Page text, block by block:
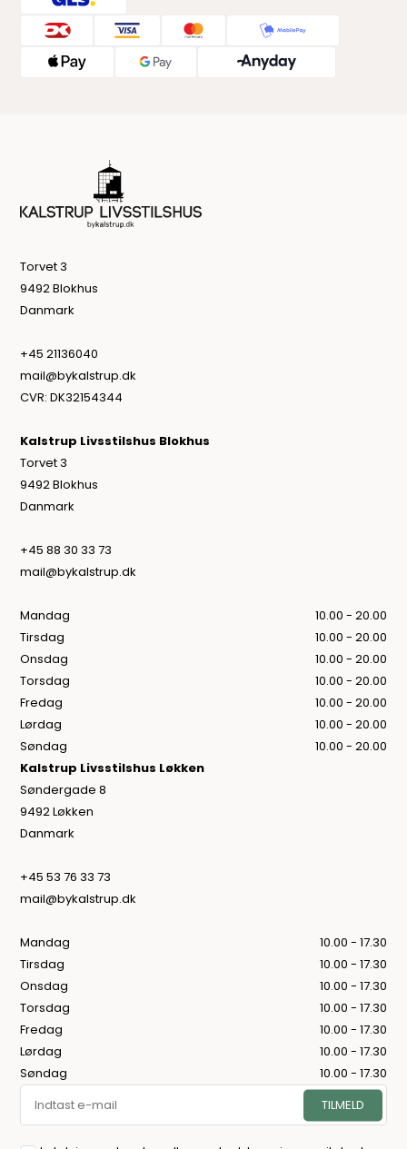
Torvet 3
9492 Blokhus
Danmark
+45 21136040
mail@bykalstrup.dk
CVR: DK32154344
Kalstrup Livsstilshus Blokhus
Torvet 3
9492 Blokhus
Danmark
+45 88 30 33 73
mail@bykalstrup.dk
Mandag
10.00 - 20.00
Tirsdag
10.00 - 20.00
Onsdag
10.00 - 20.00
Torsdag
10.00 - 20.00
Fredag
10.00 - 20.00
Lørdag
10.00 - 20.00
Søndag
10.00 - 20.00
Kalstrup Livsstilshus Løkken
Søndergade 8
9492 Løkken
Danmark
+45 53 76 33 73
mail@bykalstrup.dk
Mandag
10.00 - 17.30
Tirsdag
10.00 - 17.30
Onsdag
10.00 - 17.30
Torsdag
10.00 - 17.30
Fredag
10.00 - 17.30
Lørdag
10.00 - 17.30
Søndag
10.00 - 17.30